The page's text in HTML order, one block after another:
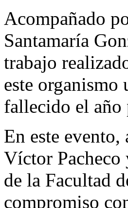
Acompañado
Santamaría
trabajo
este
fallecido el año
En este evento,
Víctor Pacheco
de la Facultad
compromiso